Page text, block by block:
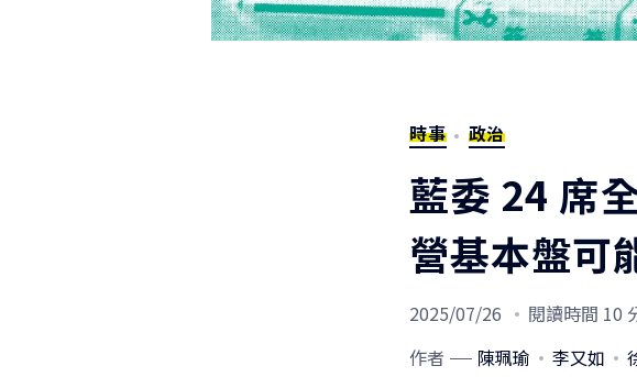
時事 政治
藍委 24 席
營基本盤可
2025/07/26
閱讀時間 10
作者
陳珮瑜 李又如